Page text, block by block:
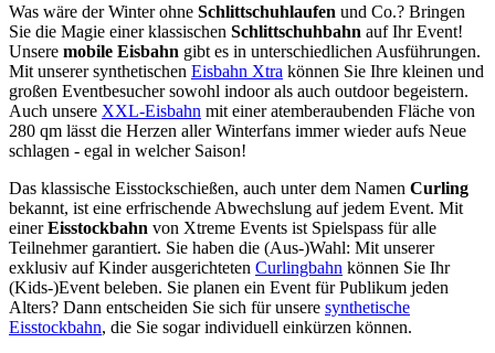
Was wäre der Winter ohne Schlittschuhlaufen und Co.? Bringen
Sie die Magie einer klassischen Schlittschuhbahn auf Ihr Event!
Unsere mobile Eisbahn gibt es in unterschiedlichen Ausführungen.
Mit unserer synthetischen Eisbahn Xtra können Sie Ihre kleinen und
großen Eventbesucher sowohl indoor als auch outdoor begeistern.
Auch unsere XXL-Eisbahn mit einer atemberaubenden Fläche von
280 qm lässt die Herzen aller Winterfans immer wieder aufs Neue
schlagen - egal in welcher Saison!
Das klassische Eisstockschießen, auch unter dem Namen Curling
bekannt, ist eine erfrischende Abwechslung auf jedem Event. Mit
einerEisstockbahn von Xtreme Events ist Spielspass für alle
Teilnehmer garantiert. Sie haben die (Aus-)Wahl: Mit unserer
exklusiv auf Kinder ausgerichteten Curlingbahn können Sie Ihr
(Kids-)Event beleben. Sie planen ein Event für Publikum jeden
Alters? Dann entscheiden Sie sich für unsere synthetische
Eisstockbahn, die Sie sogar individuell einkürzen können.